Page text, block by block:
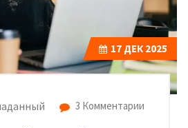
17 ДЕК 2025
3 Комментарии